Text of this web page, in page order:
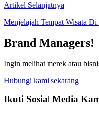
Artikel Selanjutnya
Menjelajah Tempat Wisata
Brand Managers!
Ingin melihat merek atau
Hubungi kami sekarang
Ikuti Sosial Media